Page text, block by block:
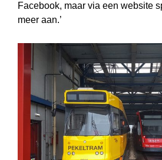
Facebook, maar via een website
meer aan.’